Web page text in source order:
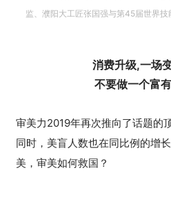
监、濮阳大工匠张国强与第45届世界
消费升级,一场
不要做一个富
审美力2019年再次推向了话题的
同时，美盲人数也在同比例的增
美，审美如何救国？